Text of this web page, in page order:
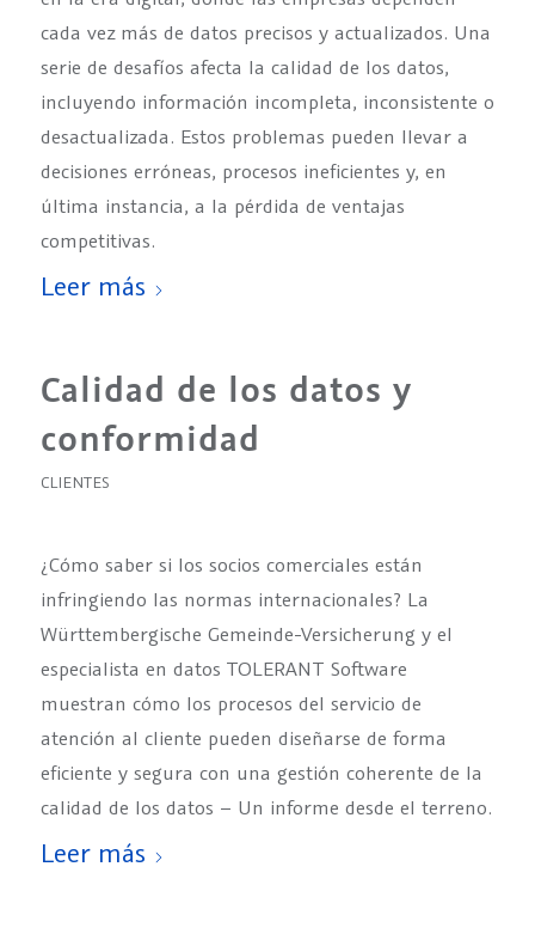
cada vez más de datos precisos y actualizados. Una
serie de desafíos afecta la calidad de los datos,
incluyendo información incompleta, inconsistente o
desactualizada. Estos problemas pueden llevar a
decisiones erróneas, procesos ineficientes y, en
última instancia, a la pérdida de ventajas
competitivas.
Leer más
Calidad de los datos y
conformidad
CLIENTES
¿Cómo saber si los socios comerciales están
infringiendo las normas internacionales? La
Württembergische Gemeinde-Versicherung y el
especialista en datos TOLERANT Software
muestran cómo los procesos del servicio de
atención al cliente pueden diseñarse de forma
eficiente y segura con una gestión coherente de la
calidad de los datos – Un informe desde el terreno.
Leer más